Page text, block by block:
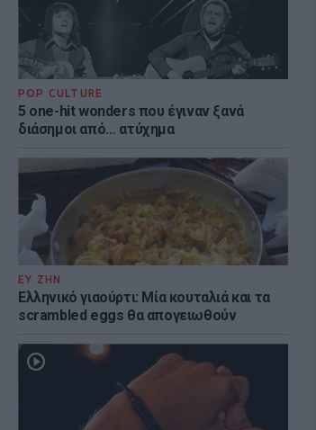
POP CULTURE
5 one-hit wonders που έγιναν ξανά
διάσημοι από… ατύχημα
ΕΥ ΖΗΝ
Ελληνικό γιαούρτι: Μία κουταλιά και τα
scrambled eggs θα απογειωθούν